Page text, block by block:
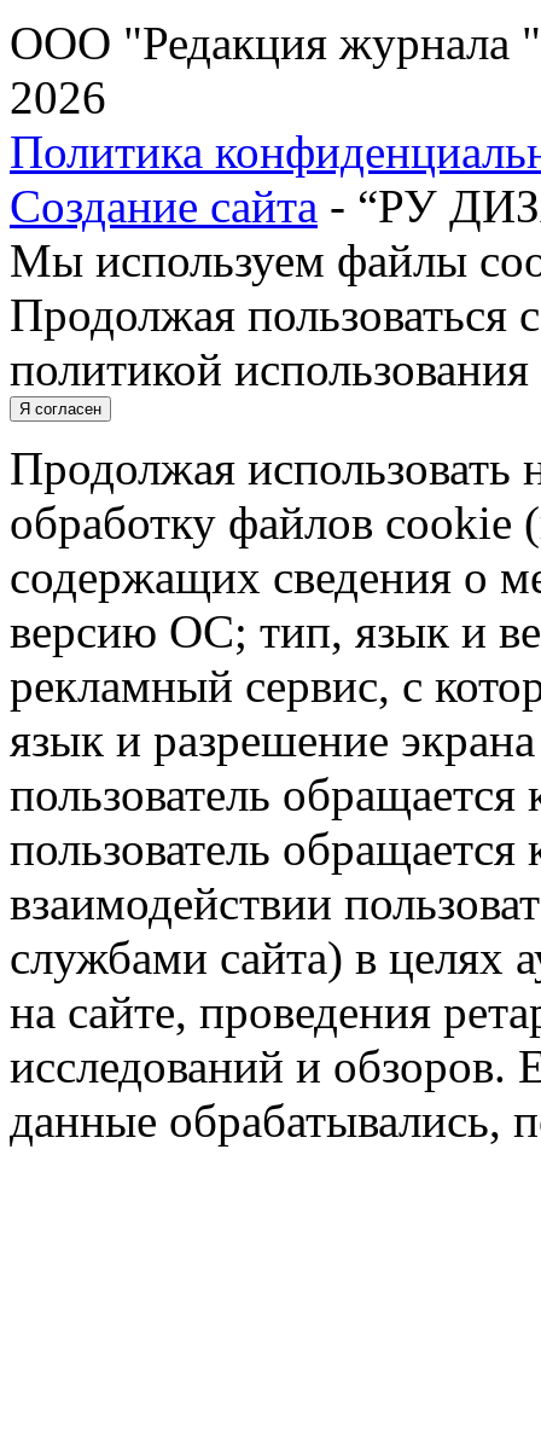
ООО "Редакция журнала
2026
Политика
Создание сайта - “РУ
Мы используем файлы
Продолжая пользоваться
политикой
Я согласен
Продолжая использовать
обработку файлов cookie
содержащих сведения о
версию ОС; тип, язык и
рекламный сервис, с
язык и разрешение
пользователь обращается
пользователь обращается
взаимодействии
службами сайта) в целях
на сайте, проведения
исследований и обзоров.
данные обрабатывались,